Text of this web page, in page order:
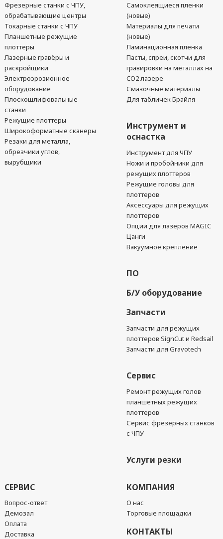
Фрезерные станки с ЧПУ,
обрабатывающие центры
Токарные станки с ЧПУ
Планшетные режущие
плоттеры
Лазерные гравёры и
раскройщики
Электроэрозионное
оборудование
Плоскошлифовальные
станки
Режущие плоттеры
Широкоформатные сканеры
Резаки для металла,
обрезчики углов,
вырубщики
Самоклеящиеся пленки
(новые)
Материалы для печати
(новые)
Ламинационная пленка
Пасты, спреи, скотчи для
гравировки на металлах на
CO2 лазере
Смазочные материалы
Для табличек Брайля
Инструмент и
оснастка
Инструмент для ЧПУ
Ножи и пробойники для
режущих плоттеров
Режущие головы для
плоттеров
Аксессуары для режущих
плоттеров
Опции для лазеров MAGIC
Цанги
Вакуумное крепление
ПО
Б/У оборудование
Запчасти
Запчасти для режущих
плоттеров SignCut и Redsail
Запчасти для Gravotech
Сервис
Ремонт режущих голов
планшетных режущих
плоттеров
Сервис фрезерных станков
с ЧПУ
Услуги резки
СЕРВИС
Вопрос-ответ
Демозал
Оплата
Доставка
КОМПАНИЯ
О нас
Торговые площадки
КОНТАКТЫ